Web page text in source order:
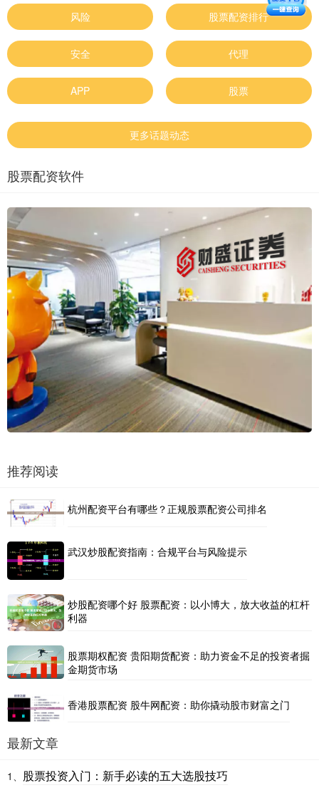
风险 股票配资排行
安全 代理
APP 股票
更多话题动态
股票配资软件
推荐阅读
杭州配资平台有哪些？正规股票配资公司排名
武汉炒股配资指南：合规平台与风险提示
炒股配资哪个好 股票配资：以小博大，放大收益的杠杆
利器
股票期权配资 贵阳期货配资：助力资金不足的投资者掘
金期货市场
香港股票配资 股牛网配资：助你撬动股市财富之门
最新文章
1、 股票投资入门：新手必读的五大选股技巧